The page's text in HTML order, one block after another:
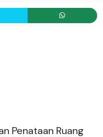
Penataan Ruang